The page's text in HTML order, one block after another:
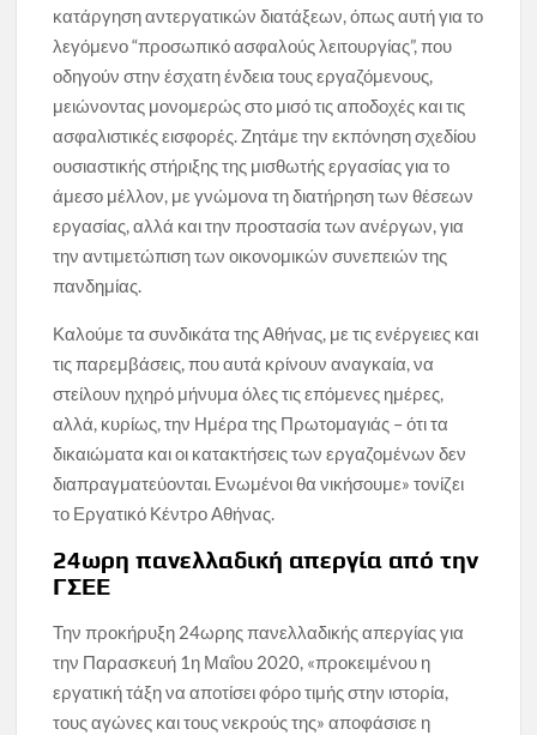
κατάργηση αντεργατικών διατάξεων, όπως αυτή για το
λεγόμενο “προσωπικό ασφαλούς λειτουργίας”, που
οδηγούν στην έσχατη ένδεια τους εργαζόμενους,
μειώνοντας μονομερώς στο μισό τις αποδοχές και τις
ασφαλιστικές εισφορές. Ζητάμε την εκπόνηση σχεδίου
ουσιαστικής στήριξης της μισθωτής εργασίας για το
άμεσο μέλλον, με γνώμονα τη διατήρηση των θέσεων
εργασίας, αλλά και την προστασία των ανέργων, για
την αντιμετώπιση των οικονομικών συνεπειών της
πανδημίας.
Καλούμε τα συνδικάτα της Αθήνας, με τις ενέργειες και
τις παρεμβάσεις, που αυτά κρίνουν αναγκαία, να
στείλουν ηχηρό μήνυμα όλες τις επόμενες ημέρες,
αλλά, κυρίως, την Ημέρα της Πρωτομαγιάς – ότι τα
δικαιώματα και οι κατακτήσεις των εργαζομένων δεν
διαπραγματεύονται. Ενωμένοι θα νικήσουμε» τονίζει
το Εργατικό Κέντρο Αθήνας.
24ωρη πανελλαδική απεργία από την
ΓΣΕΕ
Την προκήρυξη 24ωρης πανελλαδικής απεργίας για
την Παρασκευή 1η Μαΐου 2020, «προκειμένου η
εργατική τάξη να αποτίσει φόρο τιμής στην ιστορία,
τους αγώνες και τους νεκρούς της» αποφάσισε η